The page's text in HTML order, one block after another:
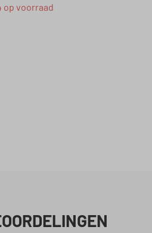
op voorraad